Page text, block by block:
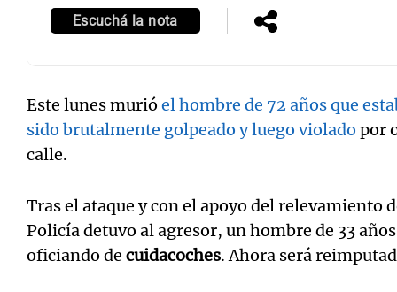
Escuchá la nota
Este lunes murió el hombre de 72 años que
sido brutalmente golpeado y luego violado por
calle.
Tras el ataque y con el apoyo del relevamiento
Policía detuvo al agresor, un hombre de 33
oficiando de cuidacoches. Ahora será
Notas
Editorial
Notas